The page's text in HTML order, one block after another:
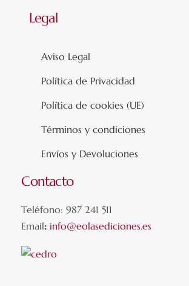
Legal
Aviso Legal
Política de Privacidad
Política de cookies (UE)
Términos y condiciones
Envíos y Devoluciones
Contacto
Teléfono: 987 241 511
Email: info@eolasediciones.es